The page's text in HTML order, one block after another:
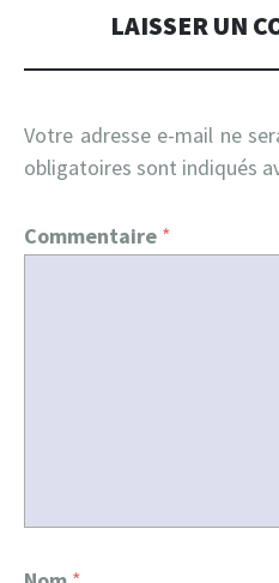
LAISSER UN
Votre adresse e-mail ne
obligatoires sont indiqués
Commentaire *